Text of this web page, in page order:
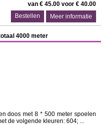
van € 45.00 voor € 40.00
Meer informatie
4000 meter
doos met 8 * 500 meter spoelen
de volgende kleuren: 604; ...